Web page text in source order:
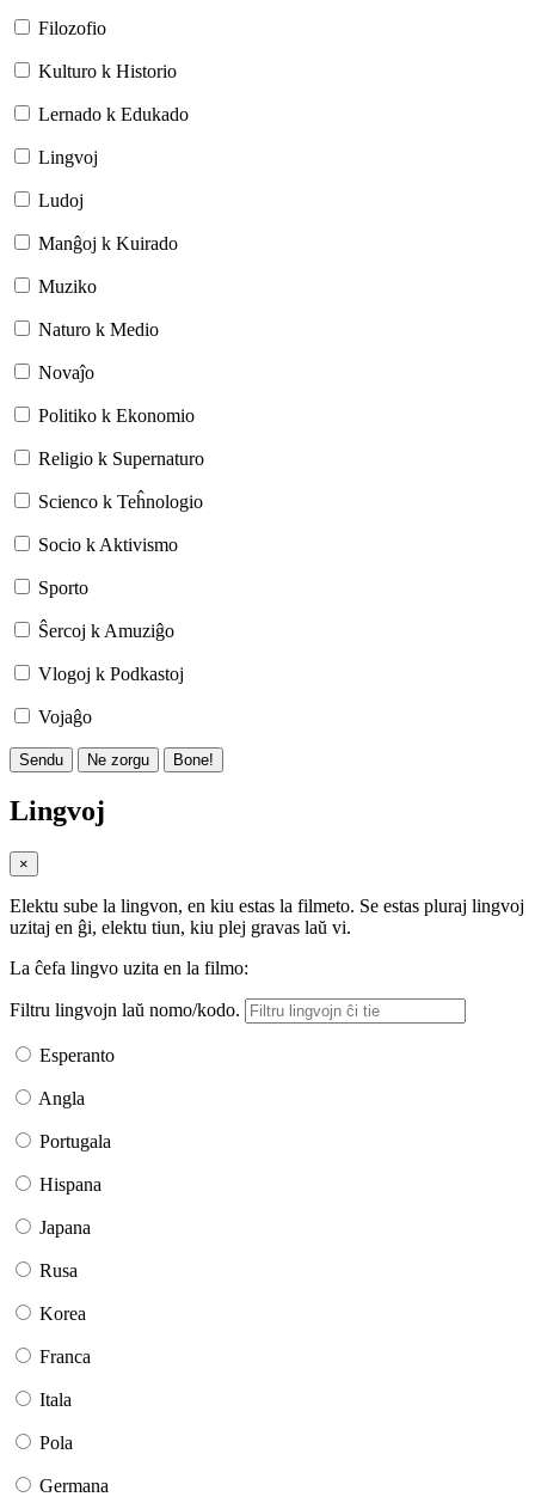
Filozofio
Kulturo k Historio
Lernado k Edukado
Lingvoj
Ludoj
Manĝoj k Kuirado
Muziko
Naturo k Medio
Novaĵo
Politiko k Ekonomio
Religio k Supernaturo
Scienco k Teĥnologio
Socio k Aktivismo
Sporto
Ŝercoj k Amuziĝo
Vlogoj k Podkastoj
Vojaĝo
Sendu Ne zorgu Bone!
Lingvoj
×
Elektu sube la lingvon, en kiu estas la filmeto. Se estas pluraj lingvoj
uzitaj en ĝi, elektu tiun, kiu plej gravas laŭ vi.
La ĉefa lingvo uzita en la filmo:
Filtru lingvojn laŭ nomo/kodo.
Esperanto
Angla
Portugala
Hispana
Japana
Rusa
Korea
Franca
Itala
Pola
Germana